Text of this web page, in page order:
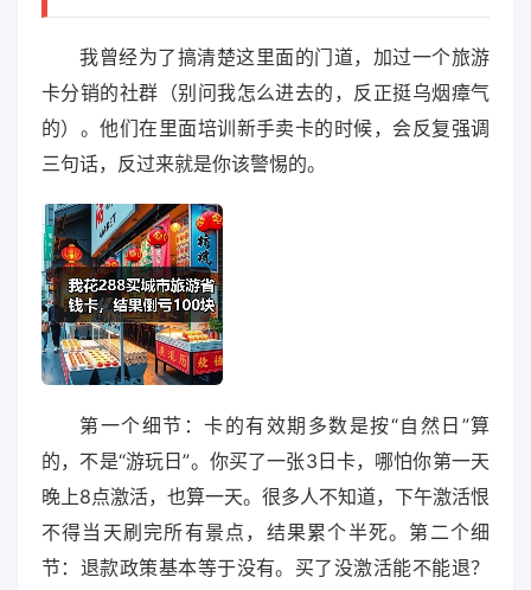
我曾经为了搞清楚这里面的门道，加过一个旅游
卡分销的社群（别问我怎么进去的，反正挺乌烟瘴气
的）。他们在里面培训新手卖卡的时候，会反复强调
三句话，反过来就是你该警惕的。
第一个细节：卡的有效期多数是按“自然日”算
的，不是“游玩日”。你买了一张3日卡，哪怕你第一天
晚上8点激活，也算一天。很多人不知道，下午激活恨
不得当天刷完所有景点，结果累个半死。第二个细
节：退款政策基本等于没有。买了没激活能不能退？